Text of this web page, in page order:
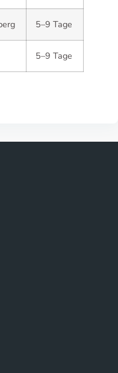
5–9 Tage
5–9 Tage